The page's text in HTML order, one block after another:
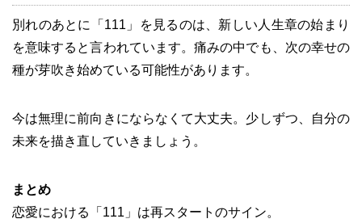
別れのあとに「111」を見るのは、新しい人生章の始まり
を意味すると言われています。痛みの中でも、次の幸せの
種が芽吹き始めている可能性があります。
今は無理に前向きにならなくて大丈夫。少しずつ、自分の
未来を描き直していきましょう。
まとめ
恋愛における「111」は再スタートのサイン。